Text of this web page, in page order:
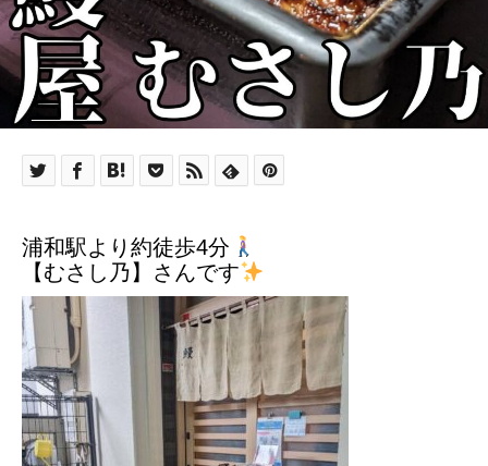
浦和駅より約徒歩4分
【むさし乃】さんです